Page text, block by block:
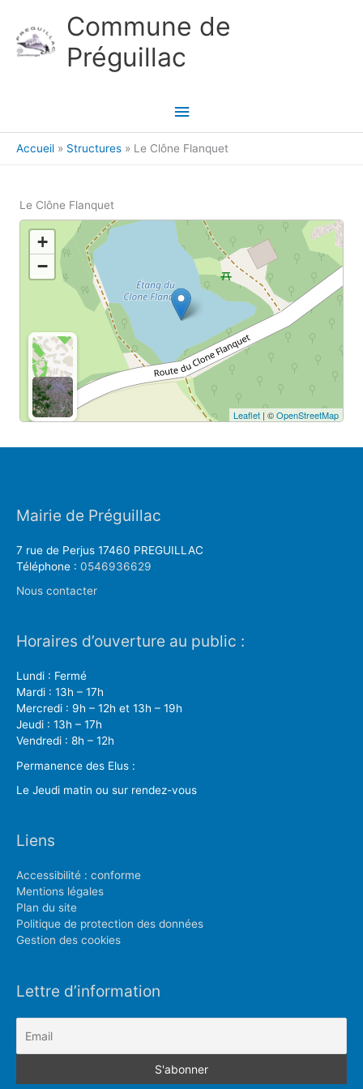
Commune de
Préguillac
Menu
principal
Accueil Structures Le Clône Flanquet
Le Clône Flanquet
+
−
Leaflet| ©OpenStreetMap
Mairie de Préguillac
7 rue de Perjus 17460 PREGUILLAC
Téléphone : 0546936629
Nous contacter
Horaires d’ouverture au public :
Lundi : Fermé
Mardi : 13h – 17h
Mercredi : 9h – 12h et 13h – 19h
Jeudi : 13h – 17h
Vendredi : 8h – 12h
Permanence des Elus :
Le Jeudi matin ou sur rendez-vous
Liens
Accessibilité : conforme
Mentions légales
Plan du site
Politique de protection des données
Gestion des cookies
Lettre d’information